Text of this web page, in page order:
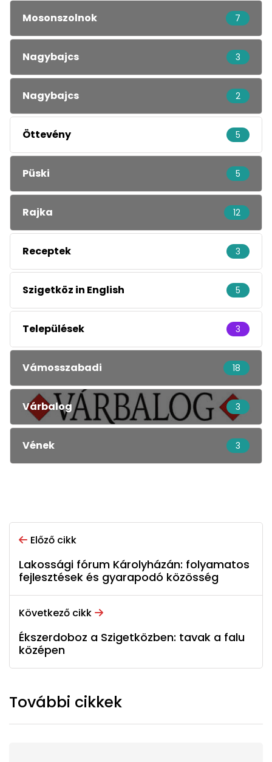
Mosonszolnok 7
Nagybajcs 3
Nagybajcs 2
Öttevény 5
Püski 5
Rajka 12
Receptek 3
Szigetköz in English 5
Települések 3
Vámosszabadi 18
Várbalog 3
Vének 3
Előző cikk
Lakossági fórum Károlyházán: folyamatos
fejlesztések és gyarapodó közösség
Következő cikk
Ékszerdoboz a Szigetközben: tavak a falu
középen
További cikkek